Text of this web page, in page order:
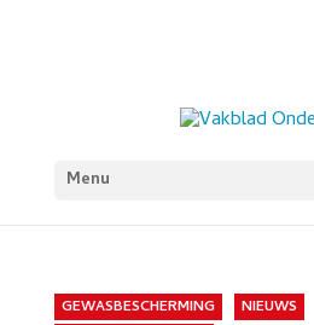
Menu
GEWASBESCHERMING
NIEUWS